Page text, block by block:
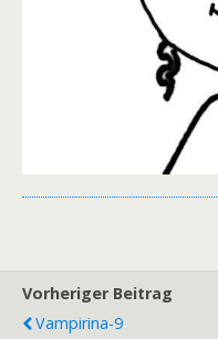
Vorheriger Beitrag
Vampirina-9